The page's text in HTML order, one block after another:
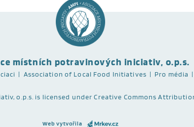
místních potravinových iniciativ, o.p.s.
Association of Local Food Initiatives Pro média
o.p.s. is licensed underCreative Commons
Web vytvořila